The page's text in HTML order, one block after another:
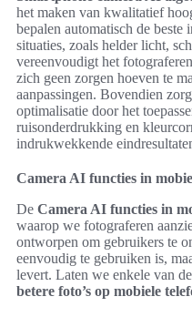
het maken van kwalitatief
bepalen automatisch de
situaties, zoals helder licht,
vereenvoudigt het
zich geen zorgen hoeven te
aanpassingen. Bovendien
optimalisatie door het
ruisonderdrukking en
indrukwekkende
Camera AI functies in
De Camera AI functies in
waarop we fotograferen
ontworpen om gebruikers te
eenvoudig te gebruiken is,
levert. Laten we enkele van
betere foto’s op mobiele